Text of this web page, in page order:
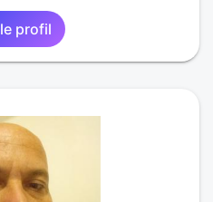
profil